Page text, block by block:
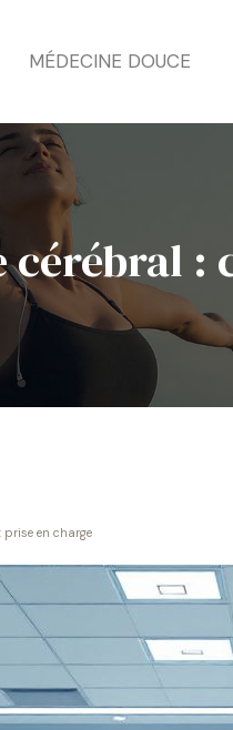
MÉDECINE DOUCE
cérébral
en charge